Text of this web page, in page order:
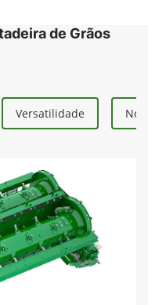
de Grãos
Versatilidade